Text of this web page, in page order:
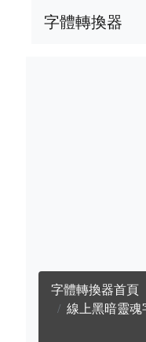
字體轉換器
字體轉換器首頁
線上黑暗靈魂字體